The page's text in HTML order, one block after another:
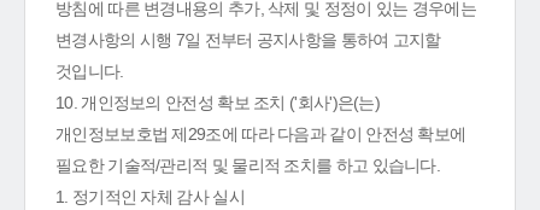
방침에 따른 변경내용의 추가, 삭제 및 정정이 있는 경우에는
변경사항의 시행 7일 전부터 공지사항을 통하여 고지할
것입니다.
10. 개인정보의 안전성 확보 조치 ('회사')은(는)
개인정보보호법 제29조에 따라 다음과 같이 안전성 확보에
필요한 기술적/관리적 및 물리적 조치를 하고 있습니다.
1. 정기적인 자체 감사 실시